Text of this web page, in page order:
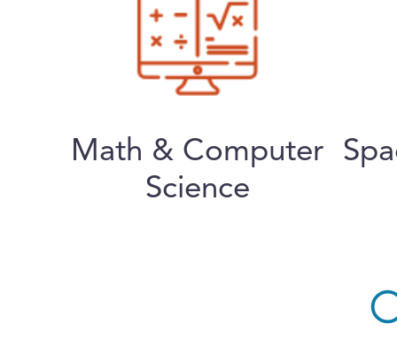
Math & Computer
Science